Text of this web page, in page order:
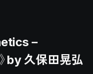
–
by 久保田晃弘